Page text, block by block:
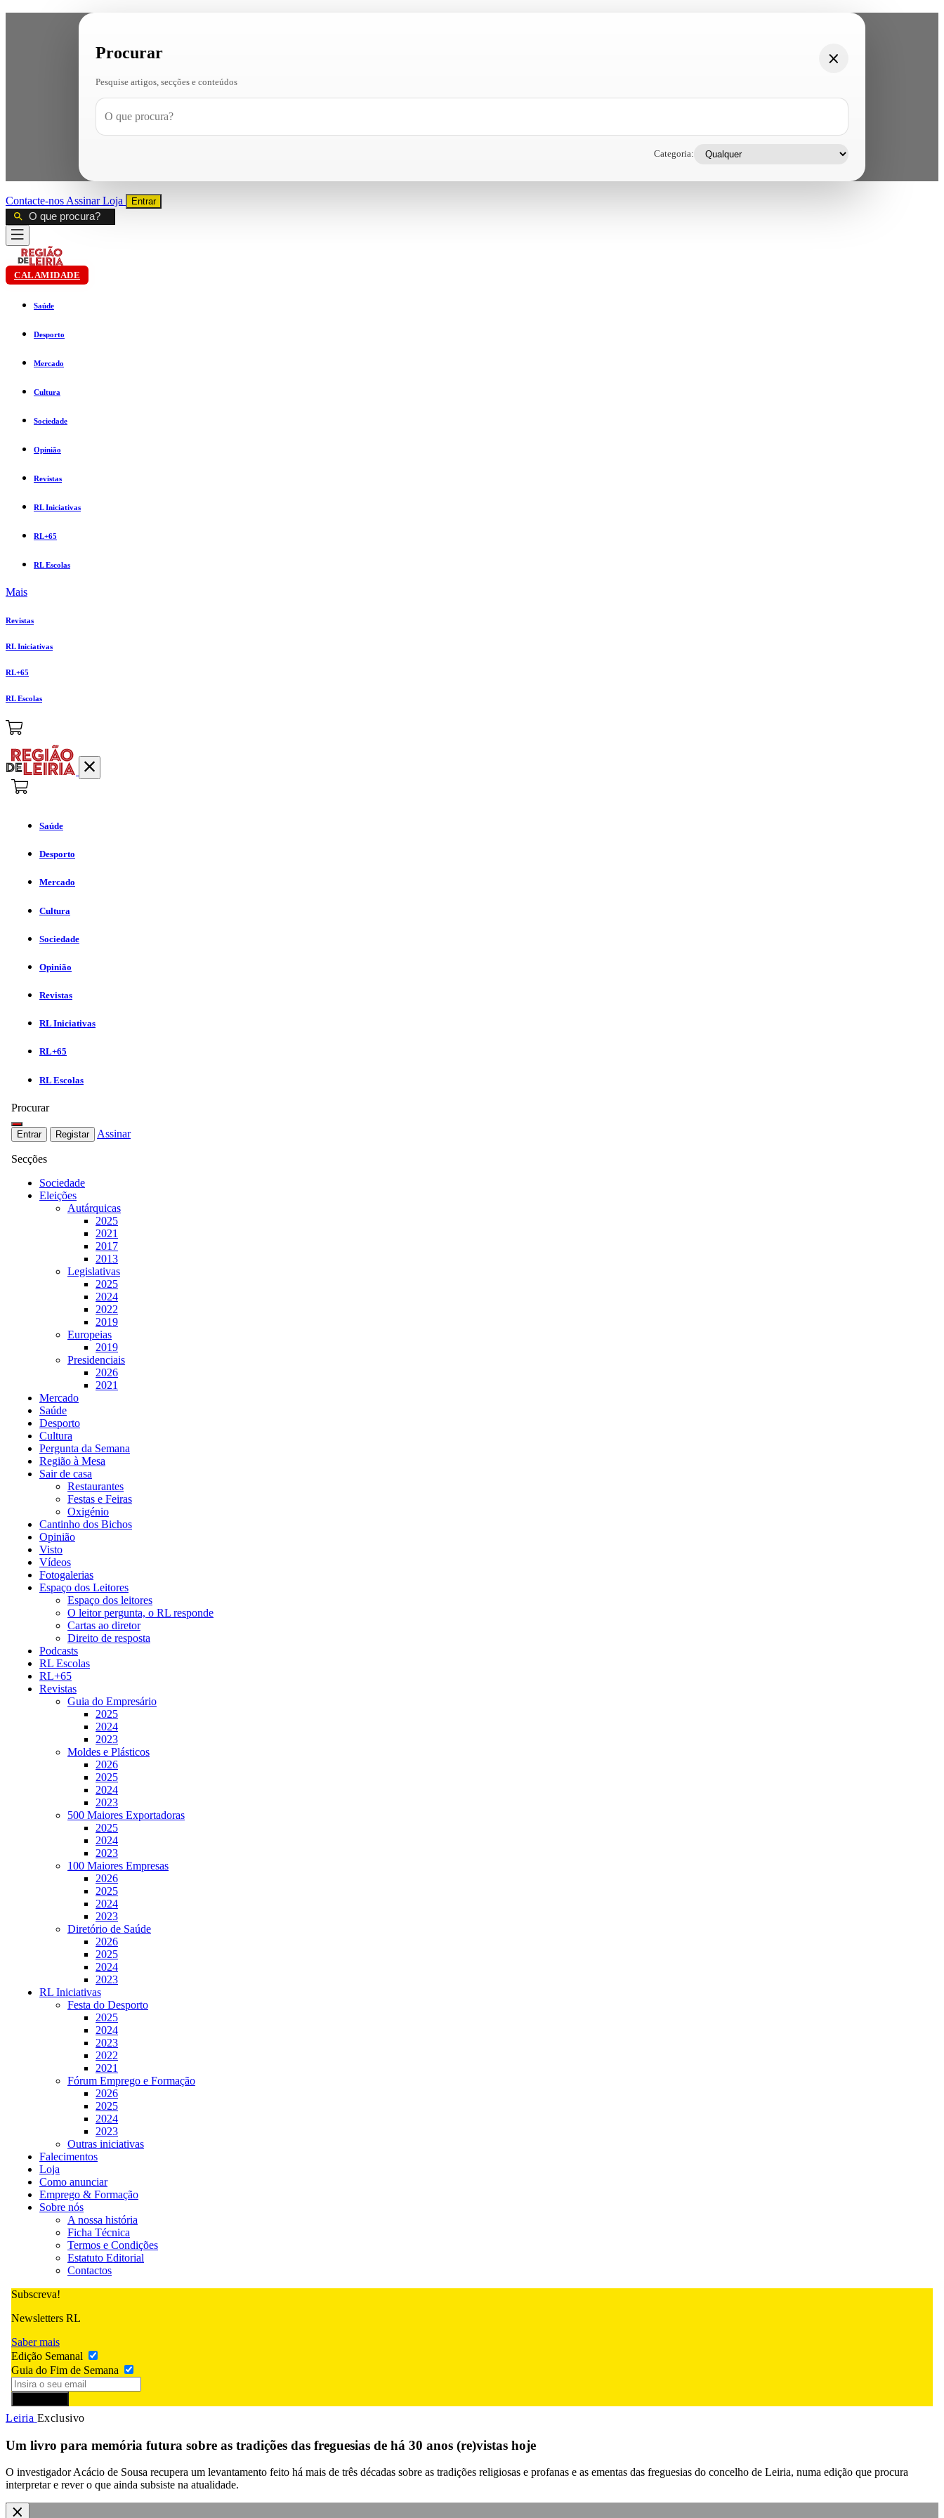
Procurar
Pesquise artigos, secções e conteúdos
Categoria:
Contacte-nos AssinarLoja Entrar
CALAMIDADE
Saúde
Desporto
Mercado
Cultura
Sociedade
Opinião
Revistas
RL Iniciativas
RL+65
RL Escolas
Mais
Revistas
RL Iniciativas
RL+65
RL Escolas
Saúde
Desporto
Mercado
Cultura
Sociedade
Opinião
Revistas
RL Iniciativas
RL+65
RL Escolas
Procurar
Entrar Registar Assinar
Secções
Sociedade
Eleições
Autárquicas
2025
2021
2017
2013
Legislativas
2025
2024
2022
2019
Europeias
2019
Presidenciais
2026
2021
Mercado
Saúde
Desporto
Cultura
Pergunta da Semana
Região à Mesa
Sair de casa
Restaurantes
Festas e Feiras
Oxigénio
Cantinho dos Bichos
Opinião
Visto
Vídeos
Fotogalerias
Espaço dos Leitores
Espaço dos leitores
O leitor pergunta, o RL responde
Cartas ao diretor
Direito de resposta
Podcasts
RL Escolas
RL+65
Revistas
Guia do Empresário
2025
2024
2023
Moldes e Plásticos
2026
2025
2024
2023
500 Maiores Exportadoras
2025
2024
2023
100 Maiores Empresas
2026
2025
2024
2023
Diretório de Saúde
2026
2025
2024
2023
RL Iniciativas
Festa do Desporto
2025
2024
2023
2022
2021
Fórum Emprego e Formação
2026
2025
2024
2023
Outras iniciativas
Falecimentos
Loja
Como anunciar
Emprego & Formação
Sobre nós
A nossa história
Ficha Técnica
Termos e Condições
Estatuto Editorial
Contactos
Subscreva!
Newsletters RL
Saber mais
Edição Semanal
Guia do Fim de Semana
Leiria Exclusivo
Um livro para memória futura sobre as tradições das freguesias de há 30 anos (re)vistas hoje
O investigador Acácio de Sousa recupera um levantamento feito há mais de três décadas sobre as tradições religiosas e profanas e as ementas das freguesias do concelho de Leiria, numa edição que procura
interpretar e rever o que ainda subsiste na atualidade.